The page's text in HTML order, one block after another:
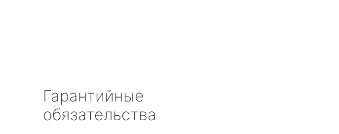
Гарантийные
обязательства